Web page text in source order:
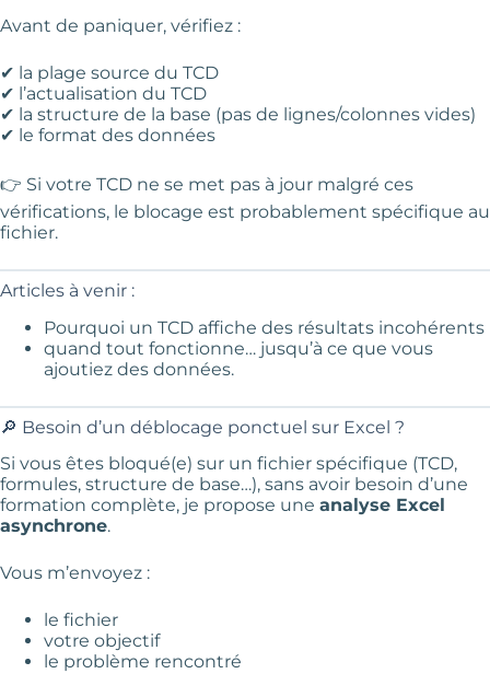
Avant de paniquer, vérifiez :
✔ la plage source du TCD
✔ l’actualisation du TCD
✔ la structure de la base (pas de lignes/colonnes vides)
✔ le format des données
👉 Si votre TCD ne se met pas à jour malgré ces
vérifications, le blocage est probablement spécifique au
fichier.
Articles à venir :
Pourquoi un TCD affiche des résultats incohérents
quand tout fonctionne… jusqu’à ce que vous
ajoutiez des données.
🔎 Besoin d’un déblocage ponctuel sur Excel ?
Si vous êtes bloqué(e) sur un fichier spécifique (TCD,
formules, structure de base…), sans avoir besoin d’une
formation complète, je propose une analyse Excel
asynchrone.
Vous m’envoyez :
le fichier
votre objectif
le problème rencontré